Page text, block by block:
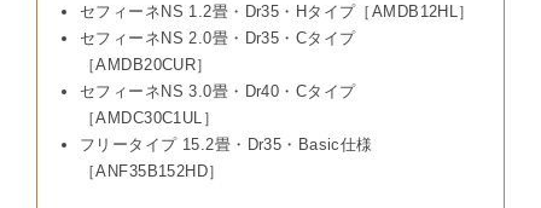
セフィーネNS 1.2畳・Dr35・Hタイプ［AMDB12HL］
セフィーネNS 2.0畳・Dr35・Cタイプ
［AMDB20CUR］
セフィーネNS 3.0畳・Dr40・Cタイプ
［AMDC30C1UL］
フリータイプ 15.2畳・Dr35・Basic仕様
［ANF35B152HD］